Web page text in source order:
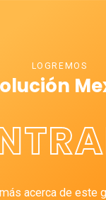
LOGREMOS
acerca de este